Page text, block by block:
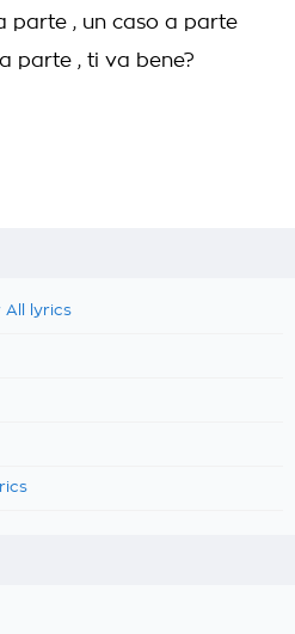
parte , un caso a parte
parte , ti va bene?
All lyrics